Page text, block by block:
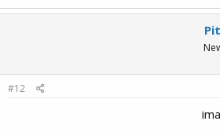
#12